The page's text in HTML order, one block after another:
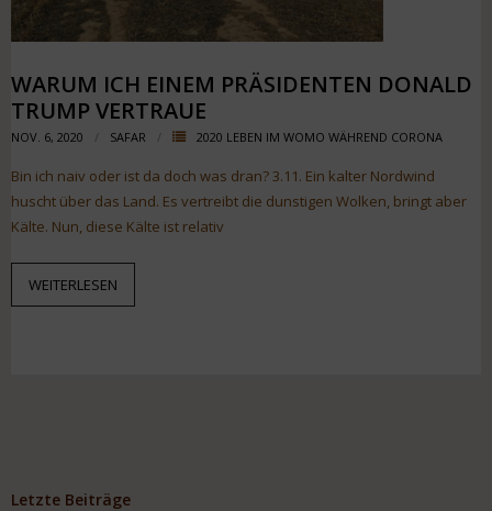
WARUM ICH EINEM PRÄSIDENTEN DONALD
TRUMP VERTRAUE
NOV. 6, 2020 SAFAR 2020 LEBEN IM WOMO WÄHREND CORONA
Bin ich naiv oder ist da doch was dran? 3.11. Ein kalter Nordwind
huscht über das Land. Es vertreibt die dunstigen Wolken, bringt aber
Kälte. Nun, diese Kälte ist relativ
WEITERLESEN
Letzte Beiträge